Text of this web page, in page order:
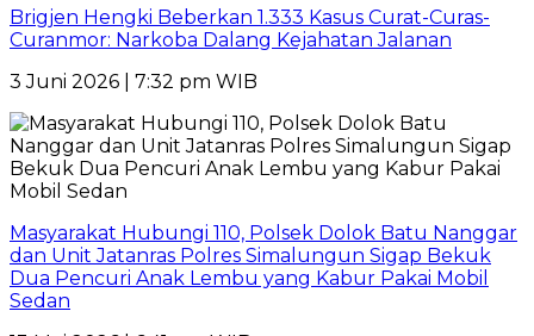
Brigjen Hengki Beberkan 1.333 Kasus Curat-Curas-
Curanmor: Narkoba Dalang Kejahatan Jalanan
3 Juni 2026 | 7:32 pm WIB
Masyarakat Hubungi 110, Polsek Dolok Batu Nanggar
dan Unit Jatanras Polres Simalungun Sigap Bekuk
Dua Pencuri Anak Lembu yang Kabur Pakai Mobil
Sedan